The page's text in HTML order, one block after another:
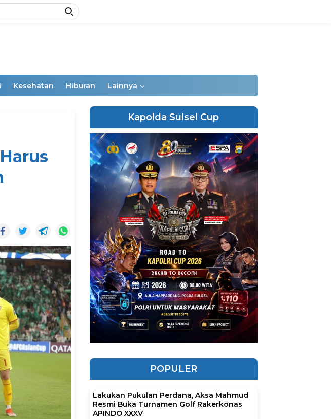
Kesehatan Hiburan Lainnya
Kapolda Sulsel Cup
POPULER
Lakukan Pukulan Perdana, Aksa Mahmud
Resmi Buka Turnamen Golf Rakerkonas
APINDO XXXV